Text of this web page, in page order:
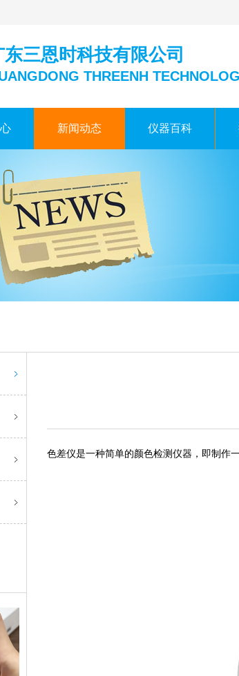
东三恩时科技有限公司
THREENH
新闻动态 仪器百科
色差仪是一种简单的颜色检测仪器，即制作